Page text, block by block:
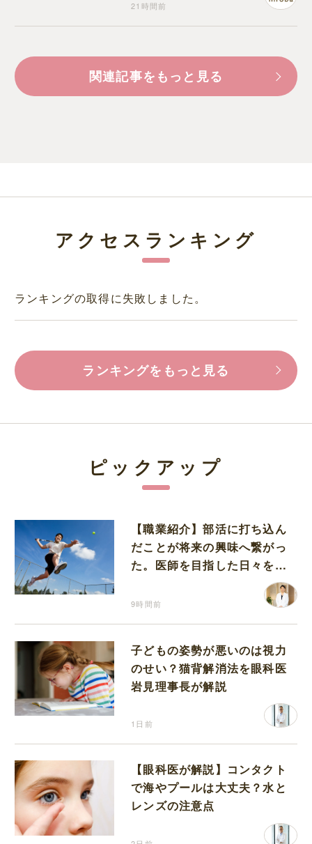
21時間前
関連記事をもっと見る
アクセスランキング
ランキングの取得に失敗しました。
ランキングをもっと見る
ピックアップ
【職業紹介】部活に打ち込ん
だことが将来の興味へ繋がっ
た。医師を目指した日々を振
9時間前
子どもの姿勢が悪いのは視力
のせい？猫背解消法を眼科医
岩見理事長が解説
1日前
【眼科医が解説】コンタクト
で海やプールは大丈夫？水と
レンズの注意点